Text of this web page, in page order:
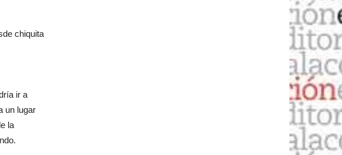
chiquita
ir a
un lugar
la